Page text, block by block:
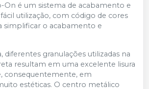
é um sistema de acabamento e
utilização, com código de cores
simplificar o acabamento e
diferentes granulações utilizadas na
resultam em uma excelente lisura
consequentemente, em
estéticas. O centro metálico